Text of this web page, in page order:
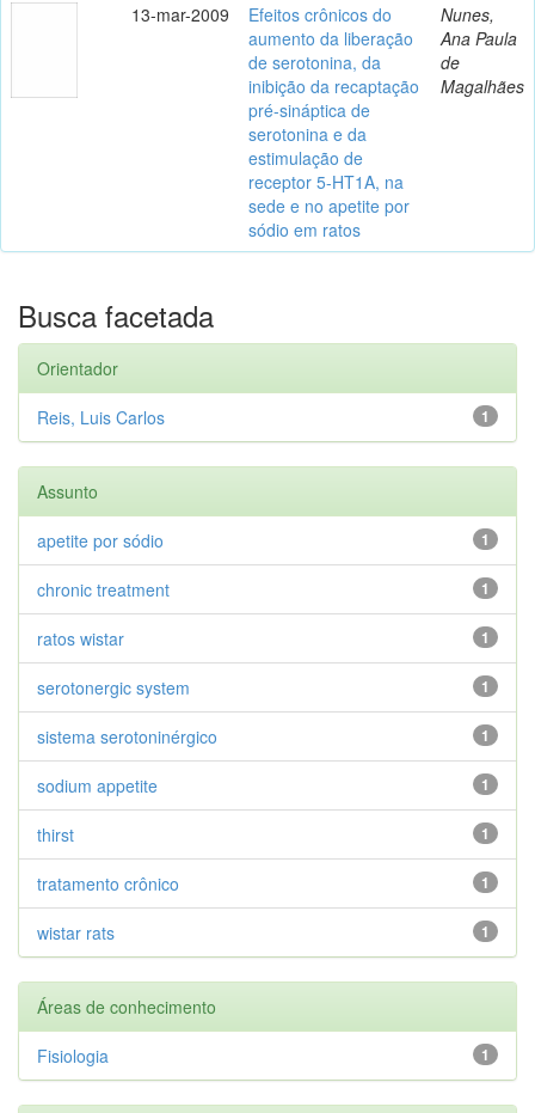
13-mar-2009
Efeitos crônicos do
aumento da liberação
de serotonina, da
inibição da recaptação
pré-sináptica de
serotonina e da
estimulação de
receptor 5-HT1A, na
sede e no apetite por
sódio em ratos
Nunes,
Ana Paula
de
Magalhães
Busca facetada
Orientador
1
Reis, Luis Carlos
Assunto
1
apetite por sódio
1
chronic treatment
1
ratos wistar
1
serotonergic system
1
sistema serotoninérgico
1
sodium appetite
1
thirst
1
tratamento crônico
1
wistar rats
Áreas de conhecimento
1
Fisiologia